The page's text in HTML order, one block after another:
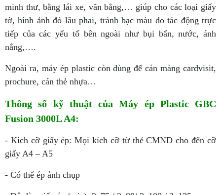
minh thư, bằng lái xe, văn bằng,… giúp cho các loại giấy
tờ, hình ảnh đó lâu phai, tránh bạc màu do tác động trực
tiếp của các yếu tố bên ngoài như bụi bẩn, nước, ánh
nắng,….
Ngoài ra, máy ép plastic còn dùng để cán màng cardvisit,
prochure, cán thẻ nhựa…
Thông số kỹ thuật của Máy ép Plastic GBC
Fusion 3000L A4:
- Kích cỡ giấy ép: Mọi kích cỡ từ thẻ CMND cho đến cỡ
giấy A4 – A5
- Có thể ép ảnh chụp